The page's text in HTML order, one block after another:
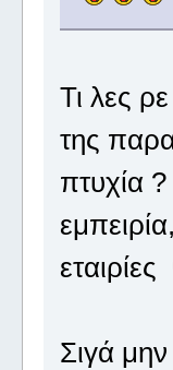
Τι λες
της
πτυχία
εταιρίες
Σιγά